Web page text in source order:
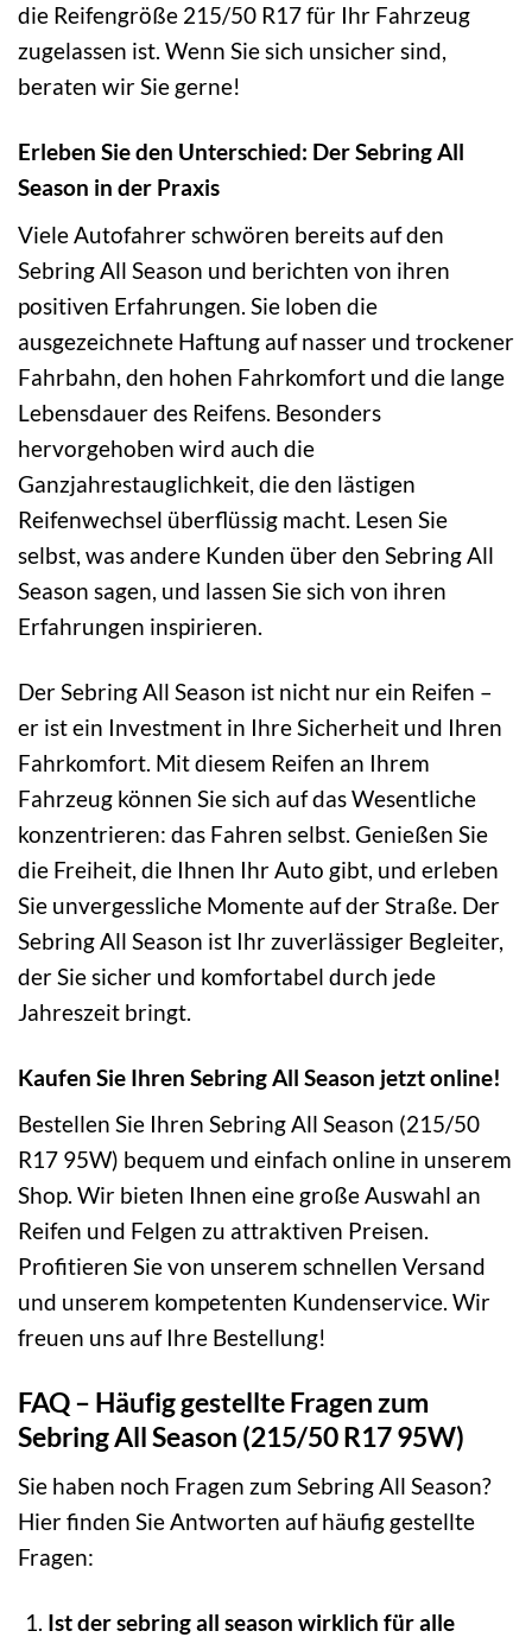
die Reifengröße 215/50 R17 für Ihr Fahrzeug
zugelassen ist. Wenn Sie sich unsicher sind,
beraten wir Sie gerne!
Erleben Sie den Unterschied: Der Sebring All
Season in der Praxis
Viele Autofahrer schwören bereits auf den
Sebring All Season und berichten von ihren
positiven Erfahrungen. Sie loben die
ausgezeichnete Haftung auf nasser und trockener
Fahrbahn, den hohen Fahrkomfort und die lange
Lebensdauer des Reifens. Besonders
hervorgehoben wird auch die
Ganzjahrestauglichkeit, die den lästigen
Reifenwechsel überflüssig macht. Lesen Sie
selbst, was andere Kunden über den Sebring All
Season sagen, und lassen Sie sich von ihren
Erfahrungen inspirieren.
Der Sebring All Season ist nicht nur ein Reifen –
er ist ein Investment in Ihre Sicherheit und Ihren
Fahrkomfort. Mit diesem Reifen an Ihrem
Fahrzeug können Sie sich auf das Wesentliche
konzentrieren: das Fahren selbst. Genießen Sie
die Freiheit, die Ihnen Ihr Auto gibt, und erleben
Sie unvergessliche Momente auf der Straße. Der
Sebring All Season ist Ihr zuverlässiger Begleiter,
der Sie sicher und komfortabel durch jede
Jahreszeit bringt.
Kaufen Sie Ihren Sebring All Season jetzt online!
Bestellen Sie Ihren Sebring All Season (215/50
R17 95W) bequem und einfach online in unserem
Shop. Wir bieten Ihnen eine große Auswahl an
Reifen und Felgen zu attraktiven Preisen.
Profitieren Sie von unserem schnellen Versand
und unserem kompetenten Kundenservice. Wir
freuen uns auf Ihre Bestellung!
FAQ – Häufig gestellte Fragen zum
Sebring All Season (215/50 R17 95W)
Sie haben noch Fragen zum Sebring All Season?
Hier finden Sie Antworten auf häufig gestellte
Fragen:
Ist der sebring all season wirklich für alle